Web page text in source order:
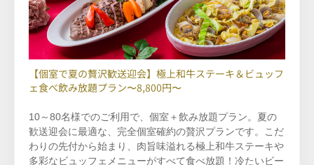
【個室で夏の贅沢歓送迎会】極上和牛ステーキ＆ビュッフ
ェ食べ飲み放題プラン〜8,800円〜
10～80名様でのご利用で、個室＋飲み放題プラン。夏の
歓送迎会に最適な、完全個室確約の贅沢プランです。こだ
わりの先付から始まり、肉旨味溢れる極上和牛ステーキや
多彩なビュッフェメニューがすべて食べ放題！冷たいビー